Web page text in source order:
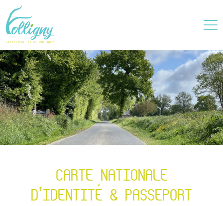
CARTE NATIONALE
D’IDENTITÉ & PASSEPORT